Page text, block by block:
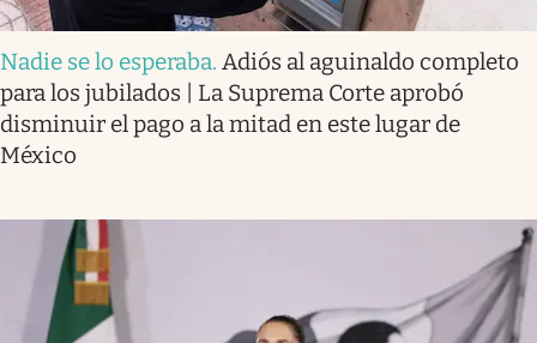
Nadie se lo esperaba. Adiós al aguinaldo completo
para los jubilados | La Suprema Corte aprobó
disminuir el pago a la mitad en este lugar de
México